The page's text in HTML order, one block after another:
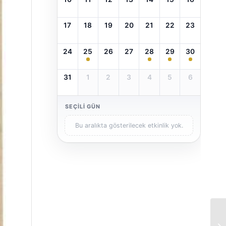
17 18 19 20 21 22 23
24 25 26 27 28 29 30
31 1 2 3 4 5 6
SEÇILI GÜN
Bu aralıkta gösterilecek etkinlik yok.